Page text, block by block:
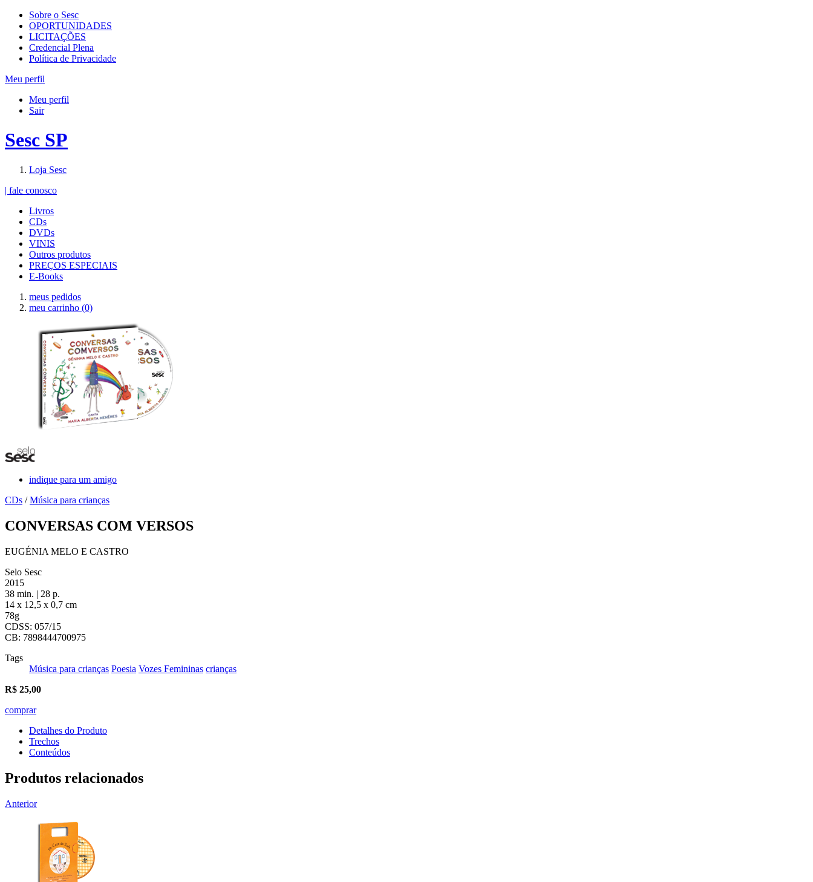
Sobre o Sesc
OPORTUNIDADES
LICITAÇÕES
Credencial Plena
Política de Privacidade
Meu perfil
Meu perfil
Sair
Sesc SP
Loja Sesc
| fale conosco
Livros
CDs
DVDs
VINIS
Outros produtos
PREÇOS ESPECIAIS
E-Books
meus pedidos
meu carrinho (0)
indique para um amigo
CDs /Música para crianças
CONVERSAS COM VERSOS
EUGÉNIA MELO E CASTRO
Selo Sesc
2015
38 min. | 28 p.
14 x 12,5 x 0,7 cm
78g
CDSS: 057/15
CB: 7898444700975
Tags
Música para crianças Poesia Vozes Femininas crianças
R$ 25,00
comprar
Detalhes do Produto
Trechos
Conteúdos
Produtos relacionados
Anterior